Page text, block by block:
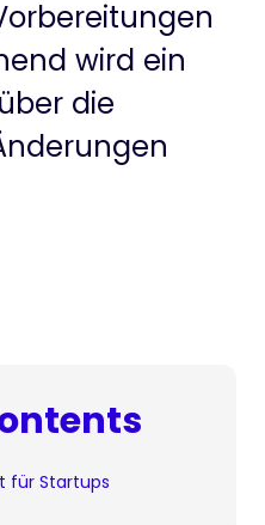
wird ein
die
für Startups